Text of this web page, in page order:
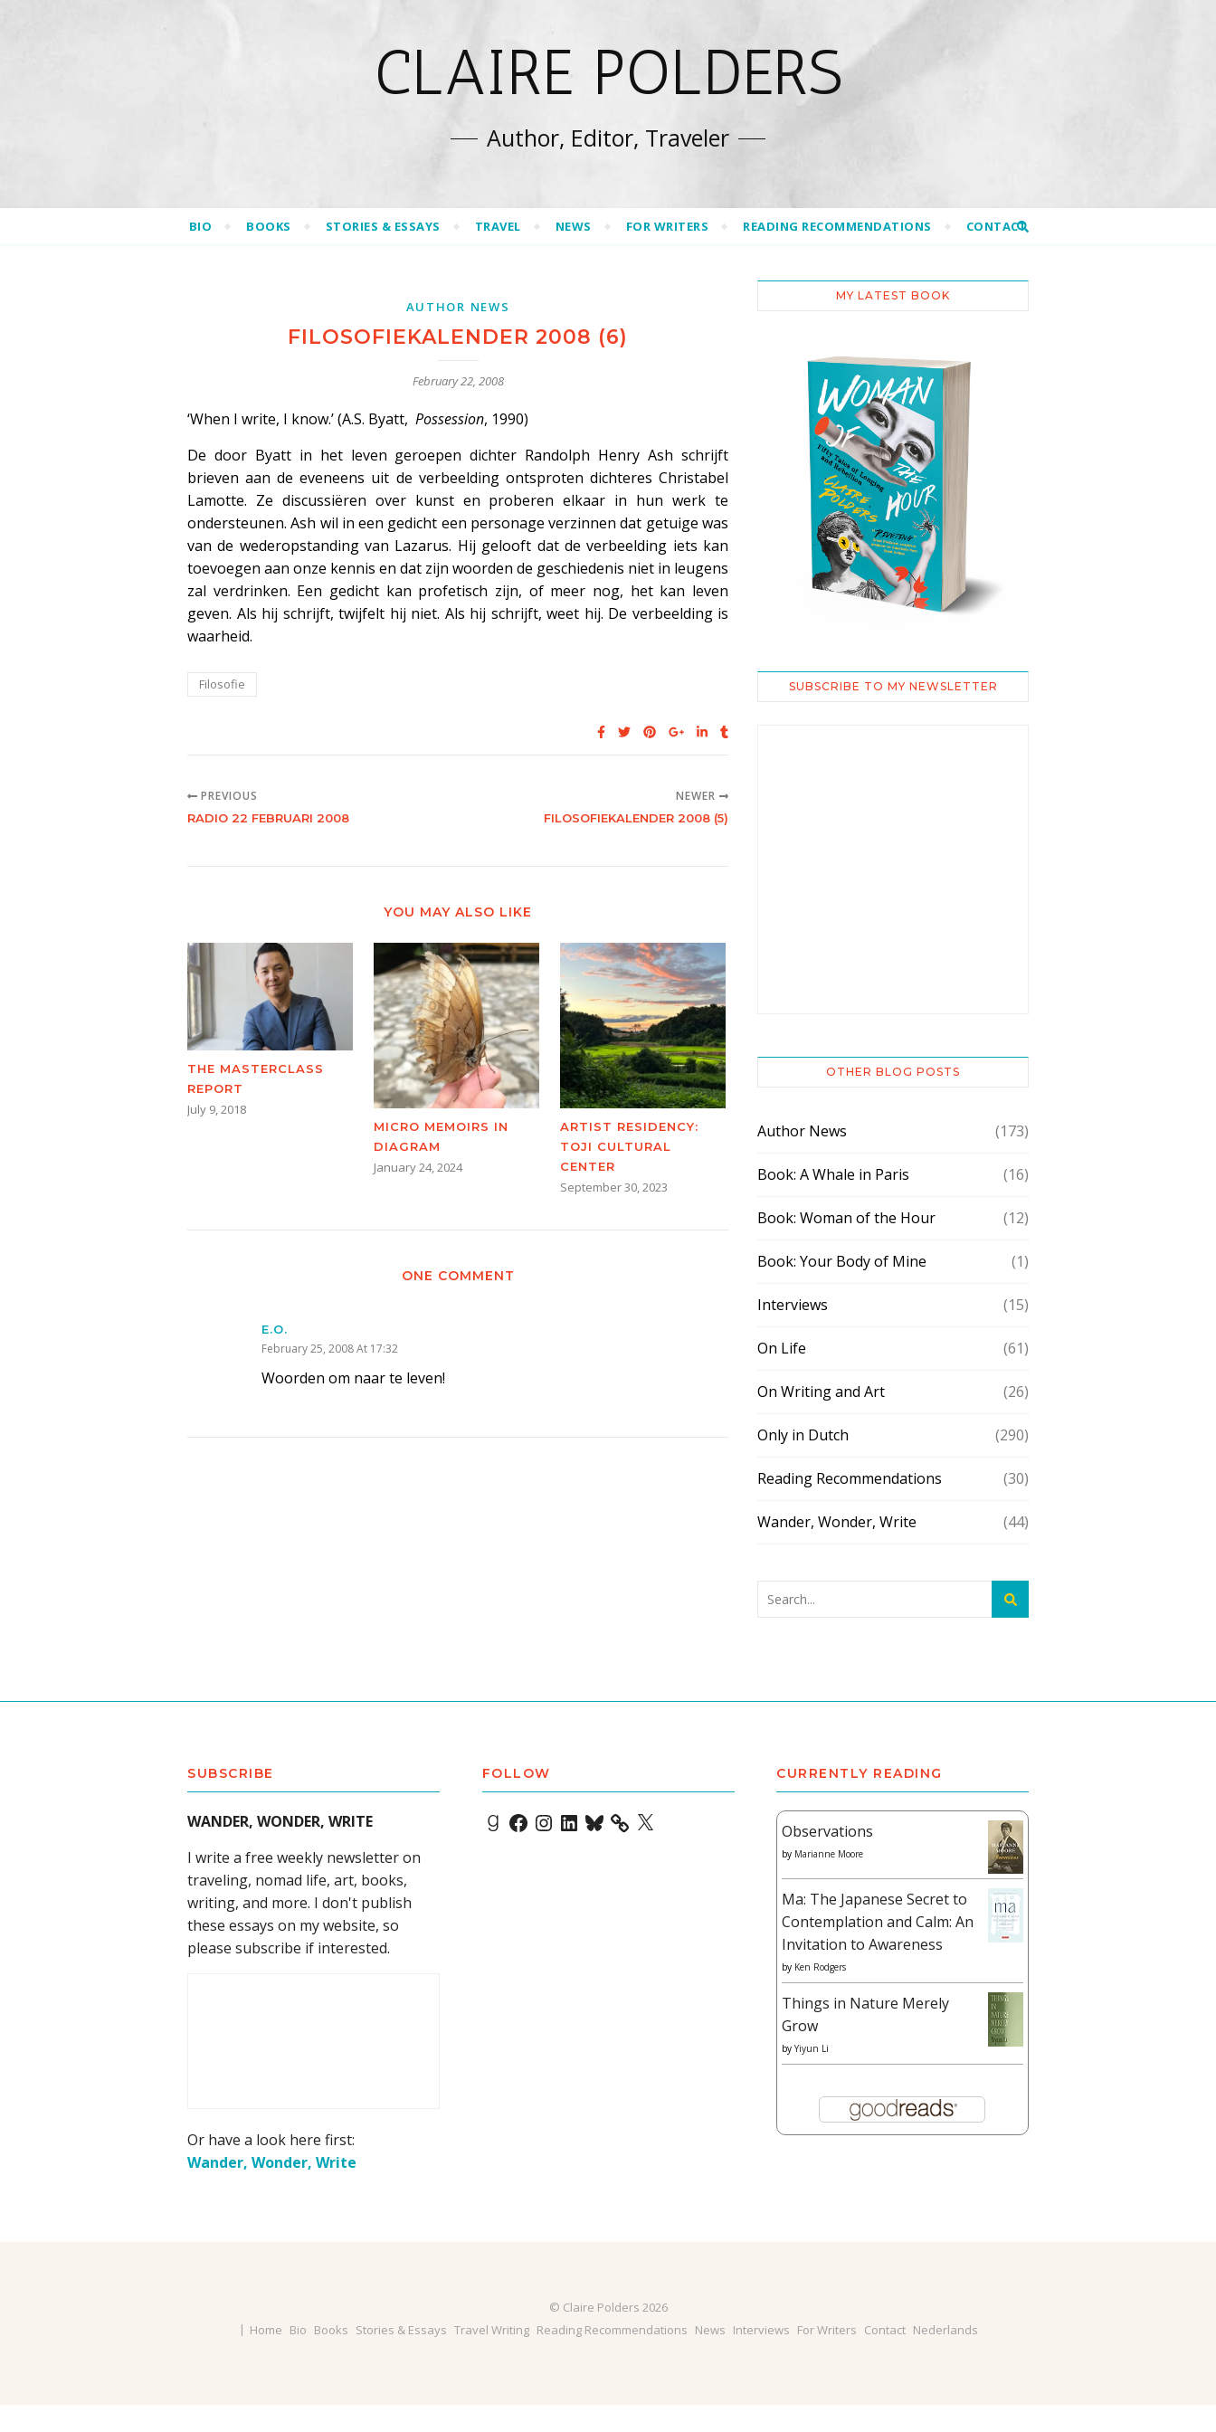
CLAIRE POLDERS
Author, Editor, Traveler
BIO BOOKS STORIES & ESSAYS TRAVEL NEWS FOR WRITERS READING RECOMMENDATIONS CONTACT
AUTHOR NEWS
FILOSOFIEKALENDER 2008 (6)
February 22, 2008
‘When I write, I know.’ (A.S. Byatt, Possession, 1990)
De door Byatt in het leven geroepen dichter Randolph Henry Ash schrijft
brieven aan de eveneens uit de verbeelding ontsproten dichteres Christabel
Lamotte. Ze discussiëren over kunst en proberen elkaar in hun werk te
ondersteunen. Ash wil in een gedicht een personage verzinnen dat getuige was
van de wederopstanding van Lazarus. Hij gelooft dat de verbeelding iets kan
toevoegen aan onze kennis en dat zijn woorden de geschiedenis niet in leugens
zal verdrinken. Een gedicht kan profetisch zijn, of meer nog, het kan leven
geven. Als hij schrijft, twijfelt hij niet. Als hij schrijft, weet hij. De verbeelding is
waarheid.
Filosofie
PREVIOUS
RADIO 22 FEBRUARI 2008
NEWER
FILOSOFIEKALENDER 2008 (5)
YOU MAY ALSO LIKE
THE MASTERCLASS
REPORT
July 9, 2018
MICRO MEMOIRS IN
DIAGRAM
January 24, 2024
ARTIST RESIDENCY:
TOJI CULTURAL
CENTER
September 30, 2023
ONE COMMENT
E.O.
February 25, 2008 At 17:32
Woorden om naar te leven!
MY LATEST BOOK
SUBSCRIBE TO MY NEWSLETTER
OTHER BLOG POSTS
Author News (173)
Book: A Whale in Paris (16)
Book: Woman of the Hour (12)
Book: Your Body of Mine (1)
Interviews (15)
On Life (61)
On Writing and Art (26)
Only in Dutch (290)
Reading Recommendations (30)
Wander, Wonder, Write (44)
SUBSCRIBE
WANDER, WONDER, WRITE
I write a free weekly newsletter on
traveling, nomad life, art, books,
writing, and more. I don't publish
these essays on my website, so
please subscribe if interested.
Or have a look here first:
Wander, Wonder, Write
FOLLOW
Goodreads
Facebook
Instagram
LinkedIn
Bluesky X
CURRENTLY READING
Observations
by Marianne Moore
Ma: The Japanese Secret to
Contemplation and Calm: An
Invitation to Awareness
by Ken Rodgers
Things in Nature Merely
Grow
by Yiyun Li
© Claire Polders 2026
Home Bio Books Stories & Essays Travel Writing Reading Recommendations News Interviews For Writers Contact Nederlands